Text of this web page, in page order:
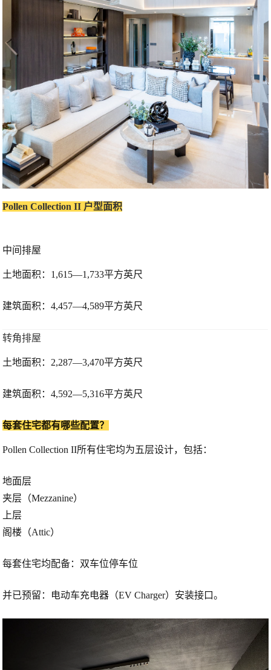
Pollen Collection II 户型面积
中间排屋
土地面积：1,615—1,733平方英尺
建筑面积：4,457—4,589平方英尺
转角排屋
土地面积：2,287—3,470平方英尺
建筑面积：4,592—5,316平方英尺
每套住宅都有哪些配置？
Pollen Collection II所有住宅均为五层设计，包括：
地面层
夹层（Mezzanine）
上层
阁楼（Attic）
每套住宅均配备：双车位停车位
并已预留：电动车充电器（EV Charger）安装接口。